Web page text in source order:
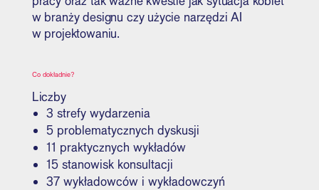
w branży designu czy użycie narzędzi AI
w projektowaniu.
Co dokładnie?
Liczby
3 strefy wydarzenia
5 problematycznych dyskusji
11 praktycznych wykładów
15 stanowisk konsultacji
37 wykładowców i wykładowczyń